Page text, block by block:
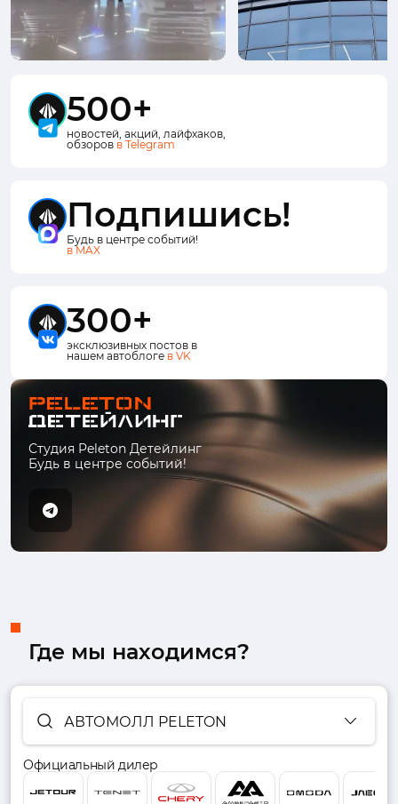
500+
новостей, акций, лайфхаков,
обзоров в Telegram
Подпишись!
Будь в центре событий!
в MAX
300+
эксклюзивных постов в
нашем автоблоге в VK
Студия Peleton Детейлинг
Будь в центре событий!
Где мы находимся?
АВТОМОЛЛ PELETON
Официальный дилер